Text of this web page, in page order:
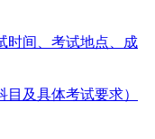
时间、考试地点、成
及具体考试要求）